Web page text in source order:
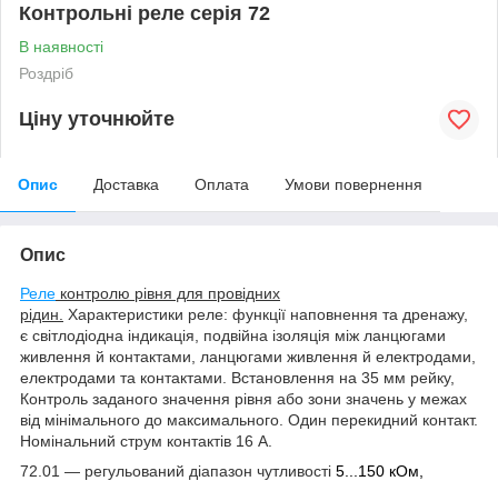
Контрольні реле серія 72
В наявності
Роздріб
Ціну уточнюйте
Опис Доставка Оплата Умови повернення
Опис
Реле контролю рівня для провідних
рідин. Характеристики реле: функції наповнення та дренажу,
є світлодіодна індикація, подвійна ізоляція між ланцюгами
живлення й контактами, ланцюгами живлення й електродами,
електродами та контактами. Встановлення на 35 мм рейку,
Контроль заданого значення рівня або зони значень у межах
від мінімального до максимального. Один перекидний контакт.
Номінальний струм контактів 16 А.
72.01 — регульований діапазон чутливості 5...150 кОм,